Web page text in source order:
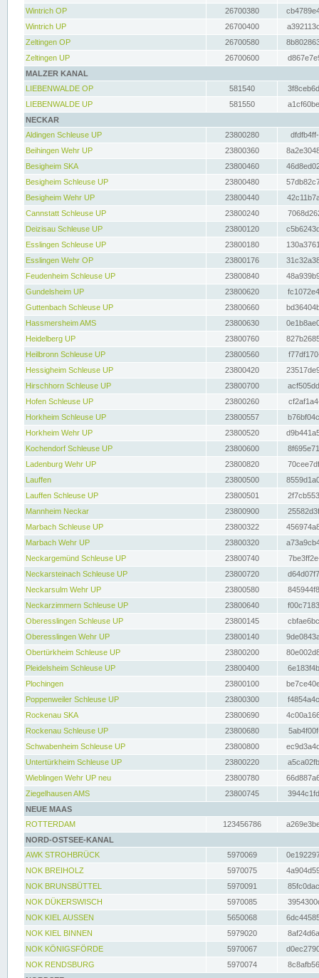
Wintrich OP
26700380
Wintrich UP
26700400
Zeltingen OP
26700580
Zeltingen UP
26700600
MALZER KANAL
LIEBENWALDE OP
581540
LIEBENWALDE UP
581550
NECKAR
Aldingen Schleuse UP
23800280
Beihingen Wehr UP
23800360
Besigheim SKA
23800460
Besigheim Schleuse UP
23800480
Besigheim Wehr UP
23800440
Cannstatt Schleuse UP
23800240
Deizisau Schleuse UP
23800120
Esslingen Schleuse UP
23800180
Esslingen Wehr OP
23800176
Feudenheim Schleuse UP
23800840
Gundelsheim UP
23800620
Guttenbach Schleuse UP
23800660
Hassmersheim AMS
23800630
Heidelberg UP
23800760
Heilbronn Schleuse UP
23800560
Hessigheim Schleuse UP
23800420
Hirschhorn Schleuse UP
23800700
Hofen Schleuse UP
23800260
Horkheim Schleuse UP
23800557
Horkheim Wehr UP
23800520
Kochendorf Schleuse UP
23800600
Ladenburg Wehr UP
23800820
Lauffen
23800500
Lauffen Schleuse UP
23800501
Mannheim Neckar
23800900
Marbach Schleuse UP
23800322
Marbach Wehr UP
23800320
Neckargemünd Schleuse UP
23800740
Neckarsteinach Schleuse UP
23800720
Neckarsulm Wehr UP
23800580
Neckarzimmern Schleuse UP
23800640
Oberesslingen Schleuse UP
23800145
Oberesslingen Wehr UP
23800140
Obertürkheim Schleuse UP
23800200
Pleidelsheim Schleuse UP
23800400
Plochingen
23800100
Poppenweiler Schleuse UP
23800300
Rockenau SKA
23800690
Rockenau Schleuse UP
23800680
Schwabenheim Schleuse UP
23800800
Untertürkheim Schleuse UP
23800220
Wieblingen Wehr UP neu
23800780
Ziegelhausen AMS
23800745
NEUE MAAS
ROTTERDAM
123456786
NORD-OSTSEE-KANAL
AWK STROHBRÜCK
5970069
NOK BREIHOLZ
5970075
NOK BRUNSBÜTTEL
5970091
NOK DÜKERSWISCH
5970085
NOK KIEL AUSSEN
5650068
NOK KIEL BINNEN
5979020
NOK KÖNIGSFÖRDE
5970067
NOK RENDSBURG
5970074